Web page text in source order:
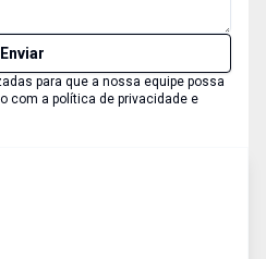
Enviar
para que a nossa equipe possa
com a política de privacidade e